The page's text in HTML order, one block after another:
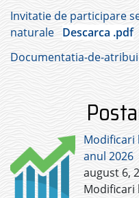
Invitatie de participare
naturale Descarca .pdf
Documentatia-de-
Modificari
anul 2026
august 6,
Modificari